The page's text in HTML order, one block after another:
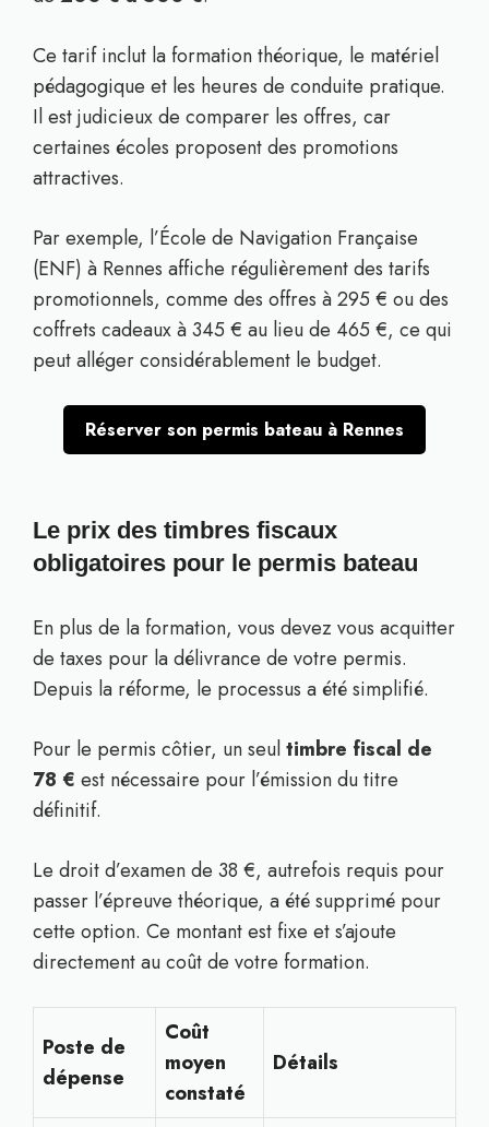
Ce tarif inclut la formation théorique, le matériel
pédagogique et les heures de conduite pratique.
Il est judicieux de comparer les offres, car
certaines écoles proposent des promotions
attractives.
Par exemple, l’École de Navigation Française
(ENF) à Rennes affiche régulièrement des tarifs
promotionnels, comme des offres à 295 € ou des
coffrets cadeaux à 345 € au lieu de 465 €, ce qui
peut alléger considérablement le budget.
Réserver son permis bateau à Rennes
Le prix des timbres fiscaux
obligatoires pour le permis bateau
En plus de la formation, vous devez vous acquitter
de taxes pour la délivrance de votre permis.
Depuis la réforme, le processus a été simplifié.
Pour le permis côtier, un seultimbre fiscal de
78 € est nécessaire pour l’émission du titre
définitif.
Le droit d’examen de 38 €, autrefois requis pour
passer l’épreuve théorique, a été supprimé pour
cette option. Ce montant est fixe et s’ajoute
directement au coût de votre formation.
Poste de
dépense
Coût
moyen
constaté
Détails